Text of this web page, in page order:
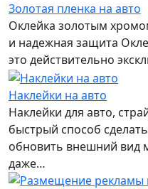
Золотая пленка на авто
Оклейка золотым
и надежная защита
это действительно
Наклейки на авто
Наклейки для авто,
быстрый способ
обновить внешний вид
даже…